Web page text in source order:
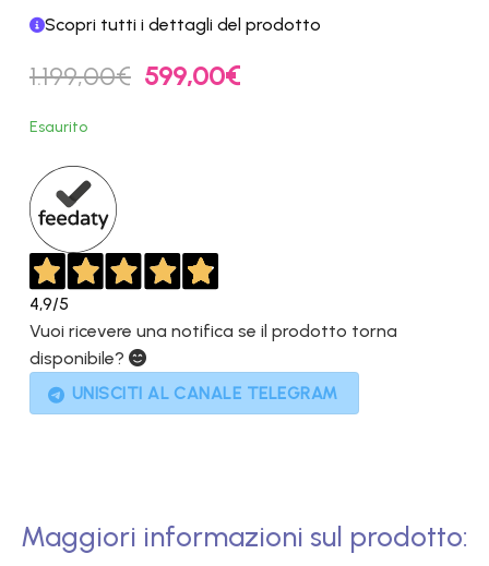
Scopri tutti i dettagli del prodotto
1.199,00€ Il
prezzo
599,00€Il
Esaurito
4,9/5
Vuoi ricevere una notifica se il prodotto torna
disponibile?
UNISCITI AL CANALE TELEGRAM
Maggiori informazioni sul prodotto: